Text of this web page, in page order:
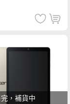
，補貨中